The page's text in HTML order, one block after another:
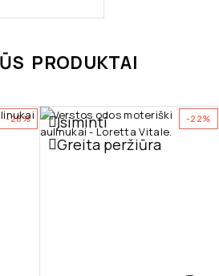
PRODUKTAI
-28% -22%
Įsiminti
Greita peržiūra